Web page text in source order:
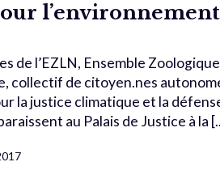
l’environnement
de l’EZLN, Ensemble Zoologique
collectif de citoyen.nes
la justice climatique et la
au Palais de Justice à la